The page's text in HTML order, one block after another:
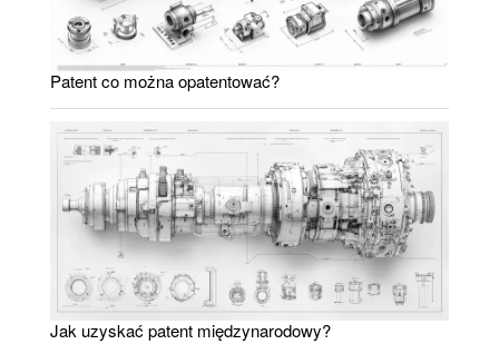
Patent co można opatentować?
Jak uzyskać patent międzynarodowy?